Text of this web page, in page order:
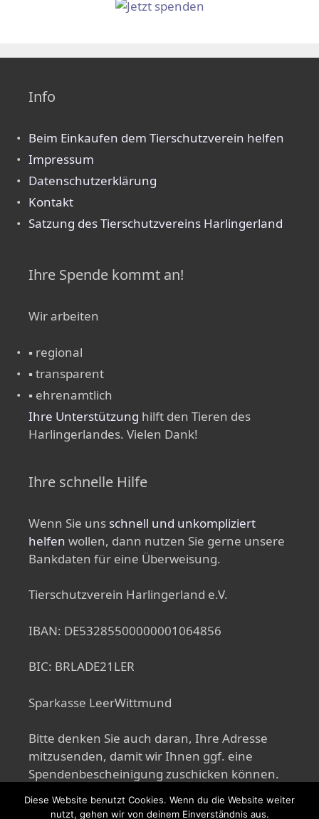
Info
Beim Einkaufen dem Tierschutzverein helfen
Impressum
Datenschutzerklärung
Kontakt
Satzung des Tierschutzvereins Harlingerland
Ihre Spende kommt an!
Wir arbeiten
▪ regional
▪ transparent
▪ ehrenamtlich
Ihre Unterstützung hilft den Tieren des
Harlingerlandes. Vielen Dank!
Ihre schnelle Hilfe
Wenn Sie uns schnell und unkompliziert
helfen wollen, dann nutzen Sie gerne unsere
Bankdaten für eine Überweisung.
Tierschutzverein Harlingerland e.V.
IBAN: DE53285500000001064856
BIC: BRLADE21LER
Sparkasse LeerWittmund
Bitte denken Sie auch daran, Ihre Adresse
mitzusenden, damit wir Ihnen ggf. eine
Spendenbescheinigung zuschicken können.
Diese Website benutzt Cookies. Wenn du die Website weiter
nutzt, gehen wir von deinem Einverständnis aus.